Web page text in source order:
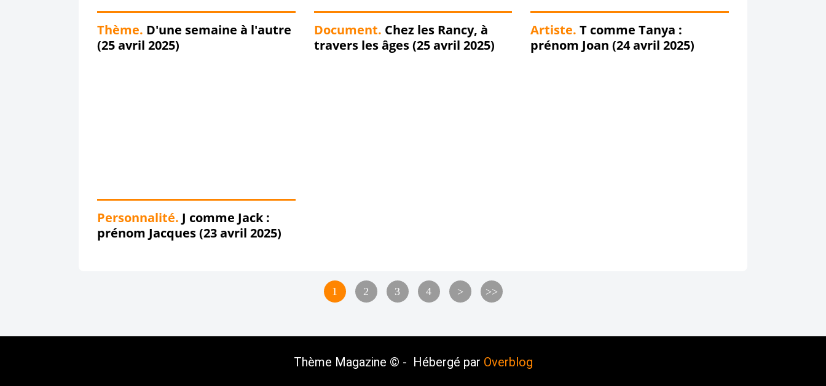
Thème. D'une semaine à l'autre
(25 avril 2025)
Document. Chez les Rancy, à
travers les âges (25 avril 2025)
Artiste. T comme Tanya :
prénom Joan (24 avril 2025)
Personnalité. J comme Jack :
prénom Jacques (23 avril 2025)
1 2 3 4 > >>
Thème Magazine © - Hébergé par Overblog